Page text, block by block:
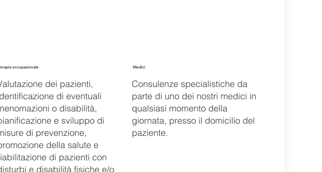
occupazionale
dei pazienti,
di eventuali
o disabilità,
e sviluppo di
di prevenzione,
della salute e
di pazienti con
e disabilità fisiche e/o
Medici
Consulenze specialistiche da
parte di uno dei nostri medici in
qualsiasi momento della
giornata, presso il domicilio del
paziente.